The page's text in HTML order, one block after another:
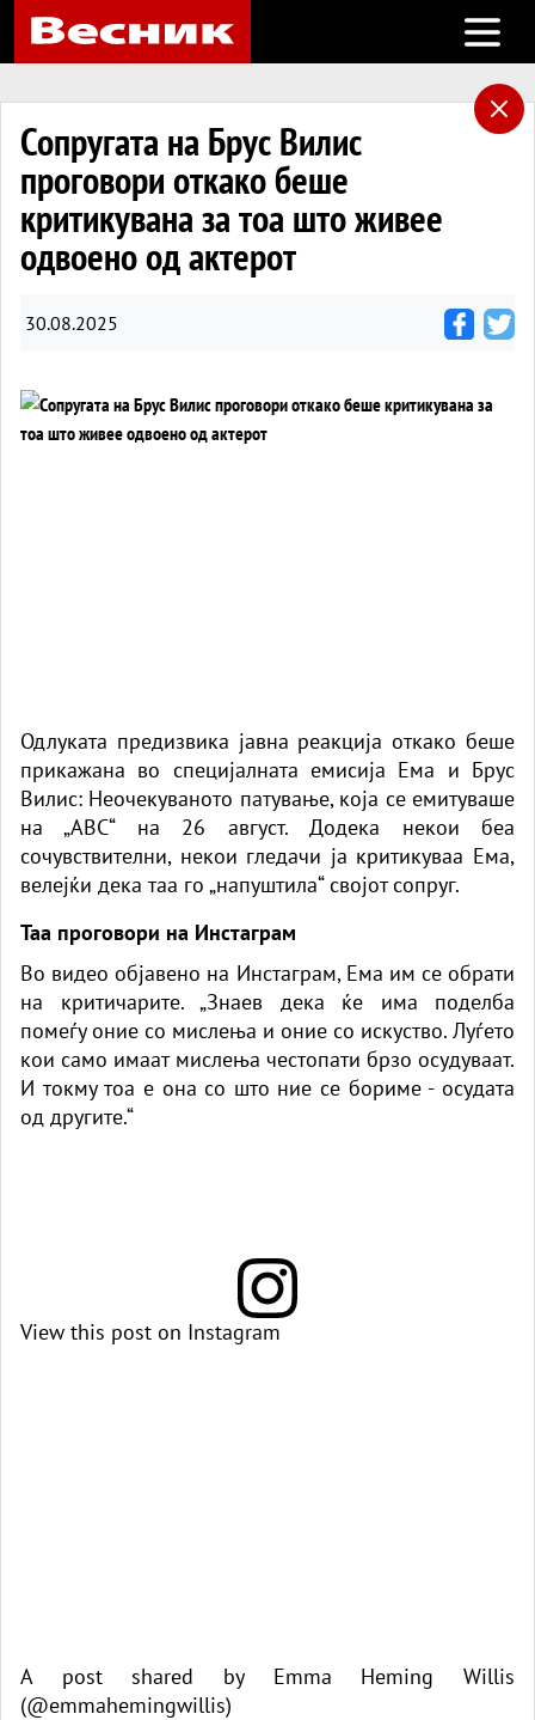
Open
Сопругата на Брус Вилис
проговори откако беше
критикувана за тоа што живее
одвоено од актерот
30.08.2025
Одлуката предизвика јавна реакција откако беше
прикажана во специјалната емисија Ема и Брус
Вилис: Неочекуваното патување, која се емитуваше
на „ABC“ на 26 август. Додека некои беа
сочувствителни, некои гледачи ја критикуваа Ема,
велејќи дека таа го „напуштила“ својот сопруг.
Таа проговори на Инстаграм
Во видео објавено на Инстаграм, Ема им се обрати
на критичарите. „Знаев дека ќе има поделба
помеѓу оние со мислења и оние со искуство. Луѓето
кои само имаат мислења честопати брзо осудуваат.
И токму тоа е она со што ние се бориме - осудата
од другите.“
View this post on Instagram
A post shared by Emma Heming Willis
(@emmahemingwillis)